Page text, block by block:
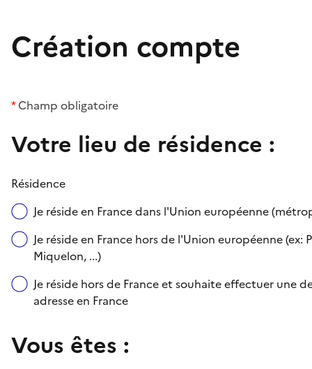
Création compte
*Champ obligatoire
Votre lieu de résidence :
Résidence
Je réside en France dans l'Union européenne
Je réside en France hors de l'Union européenne
Miquelon, ...)
Je réside hors de France et souhaite effectuer une
adresse en France
Vous êtes :